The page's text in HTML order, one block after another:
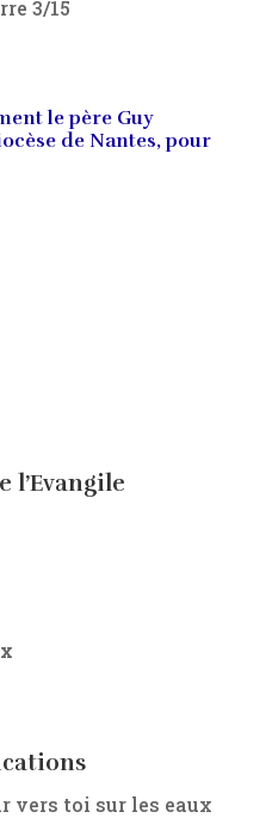
3/15
le père Guy
de Nantes, pour
l’Evangile
vers toi sur les eaux